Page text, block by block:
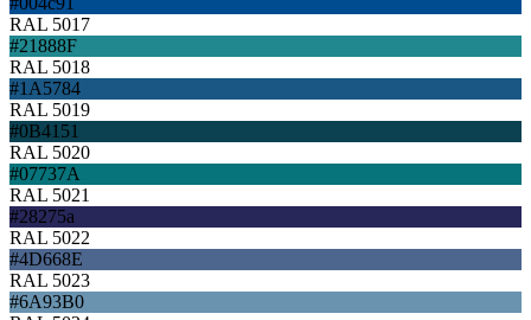
RAL 5017
#21888F
RAL 5018
#1A5784
RAL 5019
#0B4151
RAL 5020
#07737A
RAL 5021
#28275a
RAL 5022
#4D668E
RAL 5023
#6A93B0